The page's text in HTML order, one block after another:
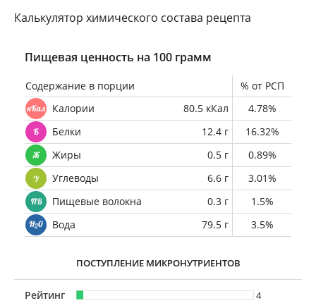
Калькулятор химического состава рецепта
Пищевая ценность на 100 грамм
Содержание в порции
% от РСП
Калории
80.5 кКал
4.78%
Белки
12.4 г
16.32%
Жиры
0.5 г
0.89%
Углеводы
6.6 г
3.01%
Пищевые волокна
0.3 г
1.5%
Вода
79.5 г 3.5%
ПОСТУПЛЕНИЕ МИКРОНУТРИЕНТОВ
Рейтинг
4